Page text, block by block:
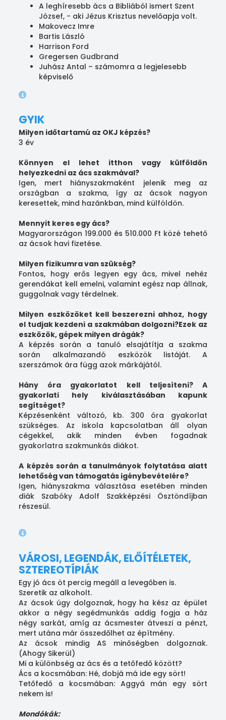
A leghíresebb ács a Bibliából ismert Szent
József, - aki Jézus Krisztus nevelőapja volt.
Makovecz Imre
Bartis László
Harrison Ford
Gregersen Gudbrand
Juhász Antal – számomra a legjelesebb
képviselő
GYIK
Milyen időtartamú az OKJ képzés?
3 év
Könnyen el lehet itthon vagy külföldön
helyezkedni az ács szakmával?
Igen, mert hiányszakmaként jelenik meg az
országban a szakma, így az ácsok nagyon
keresettek, mind hazánkban, mind külföldön.
Mennyit keres egy ács?
Magyarországon 199.000 és 510.000 Ft közé tehető
az ácsok havi fizetése.
Milyen fizikumra van szükség?
Fontos, hogy erős legyen egy ács, mivel nehéz
gerendákat kell emelni, valamint egész nap állnak,
guggolnak vagy térdelnek.
Milyen eszközöket kell beszerezni ahhoz, hogy
el tudjak kezdeni a szakmában dolgozni?Ezek az
eszközök, gépek milyen drágák?
A képzés során a tanuló elsajátítja a szakma
során alkalmazandó eszközök listáját. A
szerszámok ára függ azok márkájától.
Hány óra gyakorlatot kell teljesíteni? A
gyakorlati hely kiválasztásában kapunk
segítséget?
Képzésenként változó, kb. 300 óra gyakorlat
szükséges. Az iskola kapcsolatban áll olyan
cégekkel, akik minden évben fogadnak
gyakorlatra szakmunkás diákot.
A képzés során a tanulmányok folytatása alatt
lehetőség van támogatás igénybevételére?
Igen, hiányszakma választása esetében minden
diák Szabóky Adolf Szakképzési Ösztöndíjban
részesül.
VÁROSI, LEGENDÁK, ELŐÍTÉLETEK,
SZTEREOTÍPIÁK
Egy jó ács öt percig megáll a levegőben is.
Szeretik az alkoholt.
Az ácsok úgy dolgoznak, hogy ha kész az épület
akkor a négy segédmunkás addig fogja a ház
négy sarkát, amíg az ácsmester átveszi a pénzt,
mert utána már összedőlhet az építmény.
Az ácsok mindig AS minőségben dolgoznak.
(Ahogy Sikerül)
Mi a különbség az ács és a tetőfedő között?
Ács a kocsmában: Hé, dobjá má ide egy sört!
Tetőfedő a kocsmában: Aggyá mán egy sört
nekem is!
Mondókák: